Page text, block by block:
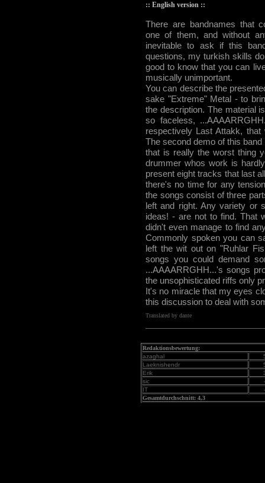
:: English version ::
There are bandnames that
one of them, and without
inevitable to ask if this
questions, my turkish skills
good to know that you can
musically unimportant.
You can describe the
sake "Extreme" Metal - to
the description. The material
so faceless,
respectively Last Attakk,
The second demo of this
that is really the worst thing
drummer whos work is
present eight tracks that last
there's no time for any
the songs consist of three
left and right. Any variety or
ideas! - are not to find. That
didn't even manage to find
Commonly spoken you can
left the wit out on "Ruhlar
songs you could demand
...AAAARRGHH...'s songs
the unsophisticated riffs only
It's no miracle that my eyes
this discussion to deal with
Translated by dante
Redaktionsbewertung:
azaghal
Laeknishendr
Erik
sic
-
IT
-
Gesamtdurchschnitt: 4,3